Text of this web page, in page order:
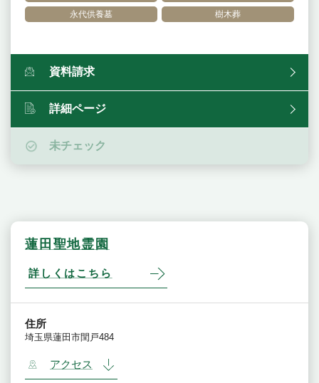
永代供養墓
樹木葬
資料請求
詳細ページ
未チェック
蓮田聖地霊園
詳しくはこちら
住所
埼玉県蓮田市閏戸484
アクセス